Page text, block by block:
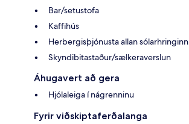
Bar/setustofa
Kaffihús
Herbergisþjónusta allan sólarhringinn
Skyndibitastaður/sælkeraverslun
Áhugavert að gera
Hjólaleiga í nágrenninu
Fyrir viðskiptaferðalanga